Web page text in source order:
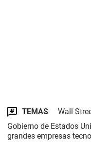
TEMAS
Wall
Gobierno de Estados
grandes empresas